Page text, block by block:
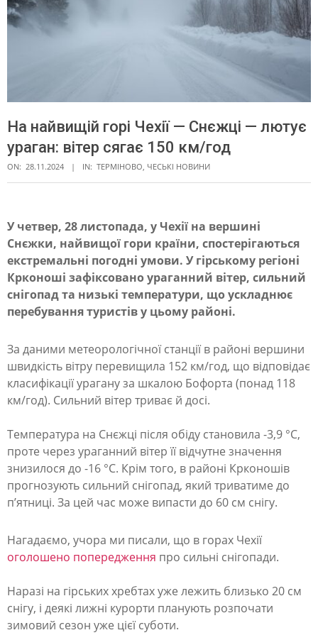
На найвищій горі Чехії — Снєжці — лютує
ураган: вітер сягає 150 км/год
ON: 28.11.2024 IN: ТЕРМІНОВО, ЧЕСЬКІ НОВИНИ
Н
а
н
а
й
в
и
щ
і
й
г
о
р
Ч
х
і
У четвер, 28 листопада, у Чехії на вершині
Снєжки, найвищої гори країни, спостерігаються
екстремальні погодні умови. У гірському регіоні
Крконоші зафіксовано ураганний вітер, сильний
снігопад та низькі температури, що ускладнює
перебування туристів у цьому районі.
За даними метеорологічної станції в районі вершини
швидкість вітру перевищила 152 км/год, що відповідає
класифікації урагану за шкалою Бофорта (понад 118
км/год). Сильний вітер триває й досі.
Температура на Снєжці після обіду становила -3,9 °C,
проте через ураганний вітер її відчутне значення
знизилося до -16 °C. Крім того, в районі Крконошів
прогнозують сильний снігопад, який триватиме до
п’ятниці. За цей час може випасти до 60 см снігу.
Нагадаємо, учора ми писали, що в горах Чехії
оголошено попередження про сильні снігопади.
Наразі на гірських хребтах уже лежить близько 20 см
снігу, і деякі лижні курорти планують розпочати
зимовий сезон уже цієї суботи.